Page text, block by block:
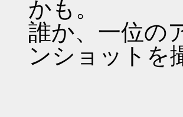
かも。
誰か、一位の
ンショットを